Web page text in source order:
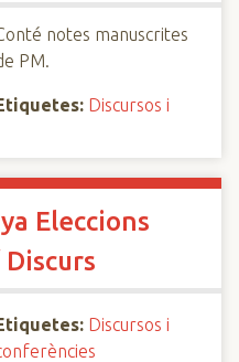
notes manuscrites
PM.
Discursos i
Eleccions
Discursos i